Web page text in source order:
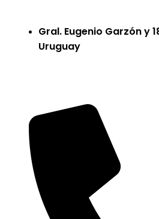
Gral. Eugenio Garzón y
Uruguay